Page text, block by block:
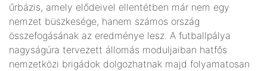
űrbázis, amely elődeivel ellentétben már nem egy
nemzet büszkesége, hanem számos ország
összefogásának az eredménye lesz. A futballpálya
nagyságúra tervezett állomás moduljaiban hatfős
nemzetközi brigádok dolgozhatnak majd folyamatosan